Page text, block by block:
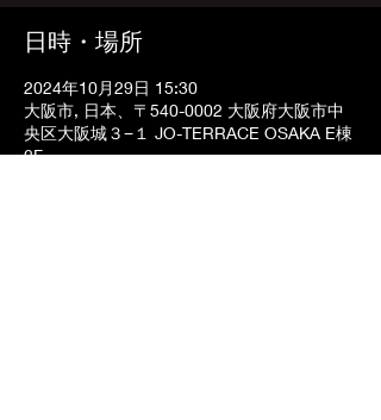
日時・場所
2024年10月29日 15:30
大阪市, 日本、〒540-0002 大阪府大阪市中
央区大阪城３−１ JO-TERRACE OSAKA E棟
2F